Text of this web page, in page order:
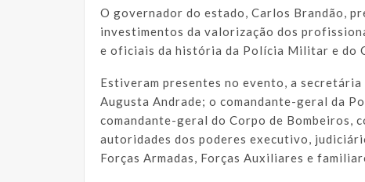
O governador do estado, Carlos Brandão,
investimentos da valorização dos
e oficiais da história da Polícia Militar e do
Estiveram presentes no evento, a
Augusta Andrade; o comandante-geral da
comandante-geral do Corpo de Bombeiros,
autoridades dos poderes executivo,
Forças Armadas, Forças Auxiliares e